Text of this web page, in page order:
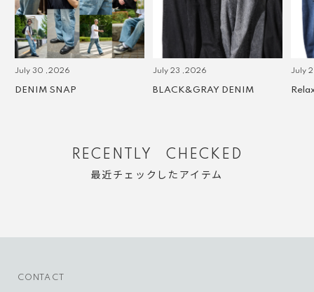
July 30 ,2026
DENIM SNAP
July 23 ,2026
BLACK&GRAY DENIM
July 2
Relax
RECENTLY CHECKED
最近チェックしたアイテム
CONTACT